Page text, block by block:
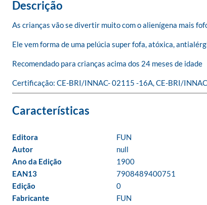
Descrição
As crianças vão se divertir muito com o alienígena mais
Ele vem forma de uma pelúcia super fofa, atóxica,
Recomendado para crianças acima dos 24 meses de idade
Certificação: CE-BRI/INNAC- 02115 -16A, CE-BRI/
Editora
FUN
Autor
null
Ano da Edição
1900
EAN13
7908489400751
Edição
0
Fabricante
FUN